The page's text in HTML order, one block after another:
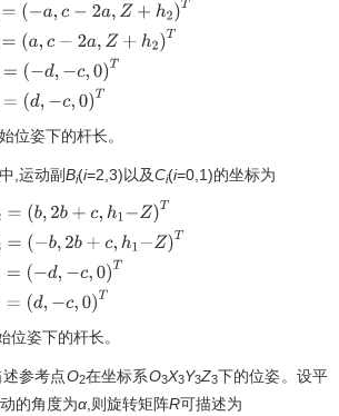
a −2 h2)T
3D
T O 1= d
位姿下的杆长。
中,运动副Bi(i=2,3)以及Ci(i=0,1)的坐标为
, + Z)T
O2
TO 2 = d
位姿下的杆长。
参考点O2在坐标系O3X3Y3Z3下的位姿。设平
的角度为α ,则旋转矩阵R可描述为